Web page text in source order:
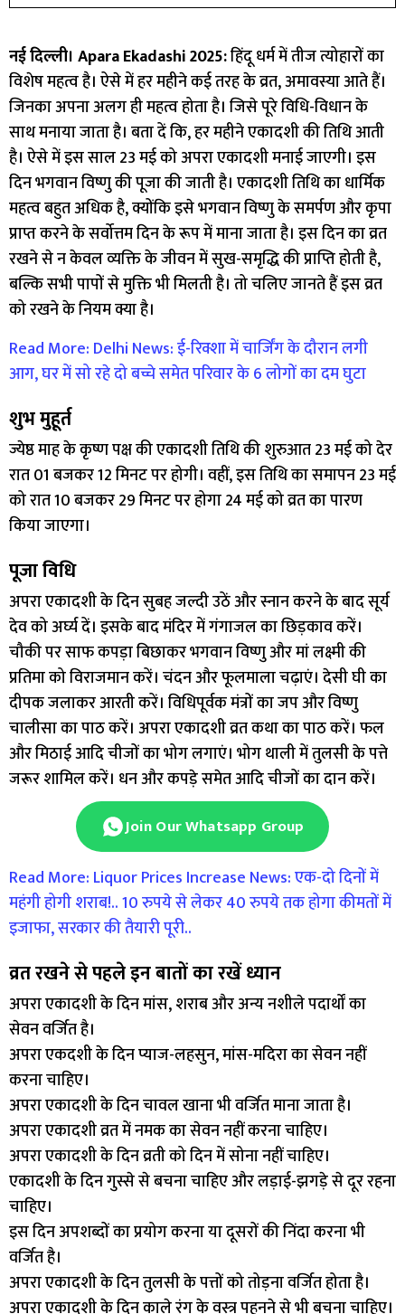
नई दिल्ली। Apara Ekadashi 2025:हिंदू धर्म में तीज त्योहारों का
विशेष महत्व है। ऐसे में हर महीने कई तरह के व्रत, अमावस्या आते हैं।
जिनका अपना अलग ही महत्व होता है। जिसे पूरे विधि-विधान के
साथ मनाया जाता है। बता दें कि, हर महीने एकादशी की तिथि आती
है। ऐसे में इस साल 23 मई को अपरा एकादशी मनाई जाएगी। इस
दिन भगवान विष्णु की पूजा की जाती है। एकादशी तिथि का धार्मिक
महत्व बहुत अधिक है, क्योंकि इसे भगवान विष्णु के समर्पण और कृपा
प्राप्त करने के सर्वोत्तम दिन के रूप में माना जाता है। इस दिन का व्रत
रखने से न केवल व्यक्ति के जीवन में सुख-समृद्धि की प्राप्ति होती है,
बल्कि सभी पापों से मुक्ति भी मिलती है। तो चलिए जानते हैं इस व्रत
को रखने के नियम क्या है।
Read More: Delhi News: ई-रिक्शा में चार्जिंग के दौरान लगी
आग, घर में सो रहे दो बच्चे समेत परिवार के 6 लोगों का दम घुटा
शुभ मुहूर्त
ज्येष्ठ माह के कृष्ण पक्ष की एकादशी तिथि की शुरुआत 23 मई को देर
रात 01 बजकर 12 मिनट पर होगी। वहीं, इस तिथि का समापन 23 मई
को रात 10 बजकर 29 मिनट पर होगा 24 मई को व्रत का पारण
किया जाएगा।
पूजा विधि
अपरा एकादशी के दिन सुबह जल्दी उठें और स्नान करने के बाद सूर्य
देव को अर्घ्य दें। इसके बाद मंदिर में गंगाजल का छिड़काव करें।
चौकी पर साफ कपड़ा बिछाकर भगवान विष्णु और मां लक्ष्मी की
प्रतिमा को विराजमान करें। चंदन और फूलमाला चढ़ाएं। देसी घी का
दीपक जलाकर आरती करें। विधिपूर्वक मंत्रों का जप और विष्णु
चालीसा का पाठ करें। अपरा एकादशी व्रत कथा का पाठ करें। फल
और मिठाई आदि चीजों का भोग लगाएं। भोग थाली में तुलसी के पत्ते
जरूर शामिल करें। धन और कपड़े समेत आदि चीजों का दान करें।
Join Our Whatsapp Group
Read More: Liquor Prices Increase News: एक-दो दिनों में
महंगी होगी शराब!.. 10 रुपये से लेकर 40 रुपये तक होगा कीमतों में
इजाफा, सरकार की तैयारी पूरी..
व्रत रखने से पहले इन बातों का रखें ध्यान
अपरा एकादशी के दिन मांस, शराब और अन्य नशीले पदार्थों का
सेवन वर्जित है।
अपरा एकदशी के दिन प्याज-लहसुन, मांस-मदिरा का सेवन नहीं
करना चाहिए।
अपरा एकादशी के दिन चावल खाना भी वर्जित माना जाता है।
अपरा एकादशी व्रत में नमक का सेवन नहीं करना चाहिए।
अपरा एकादशी के दिन व्रती को दिन में सोना नहीं चाहिए।
एकादशी के दिन गुस्से से बचना चाहिए और लड़ाई-झगड़े से दूर रहना
चाहिए।
इस दिन अपशब्दों का प्रयोग करना या दूसरों की निंदा करना भी
वर्जित है।
अपरा एकादशी के दिन तुलसी के पत्तों को तोड़ना वर्जित होता है।
अपरा एकादशी के दिन काले रंग के वस्त्र पहनने से भी बचना चाहिए।